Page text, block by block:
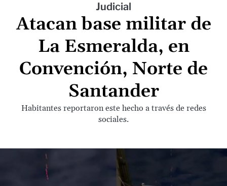
Judicial
Atacan base militar de
La Esmeralda, en
Convención, Norte de
Santander
Habitantes reportaron este hecho a través de redes
sociales.